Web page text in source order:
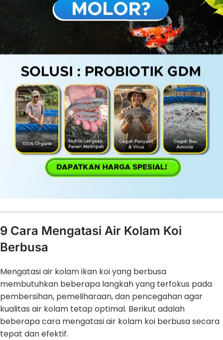
9 Cara Mengatasi Air Kolam Koi
Berbusa
Mengatasi air kolam ikan koi yang berbusa
membutuhkan beberapa langkah yang terfokus pada
pembersihan, pemeliharaan, dan pencegahan agar
kualitas air kolam tetap optimal. Berikut adalah
beberapa cara mengatasi air kolam koi berbusa secara
tepat dan efektif.